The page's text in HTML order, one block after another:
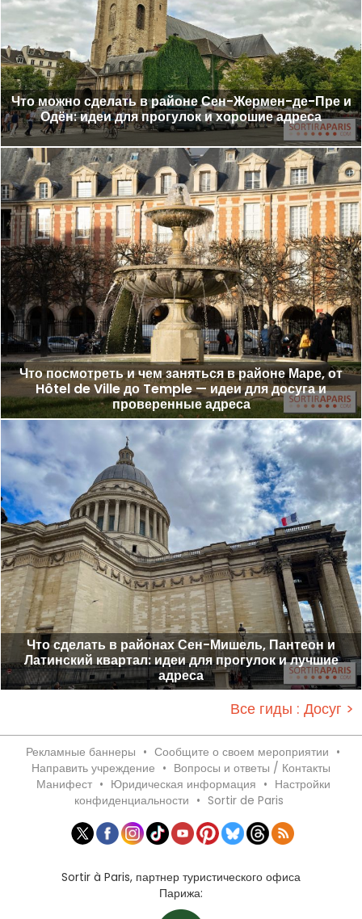
Что можно сделать в районе Сен-Жермен-де-Пре и
Одён: идеи для прогулок и хорошие адреса
Что посмотреть и чем заняться в районе Маре, от
Hôtel de Ville до Temple — идеи для досуга и
проверенные адреса
Что сделать в районах Сен-Мишель, Пантеон и
Латинский квартал: идеи для прогулок и лучшие
адреса
Все гиды : Досуг >
Рекламные баннеры • Сообщите о своем мероприятии •
Направить учреждение • Вопросы и ответы / Контакты
Манифест • Юридическая информация • Настройки
конфиденциальности • Sortir de Paris
Sortir à Paris, партнер туристического офиса
Парижа: